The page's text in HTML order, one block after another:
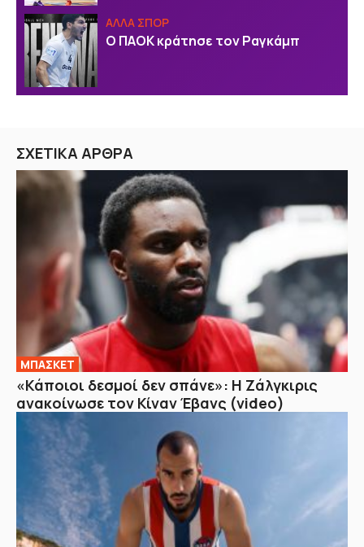
ΑΛΛΑ ΣΠΟΡ
Ο ΠΑΟΚ κράτησε τον Ραγκάμπ
ΣΧΕΤΙΚΑ ΑΡΘΡΑ
ΜΠΑΣΚΕΤ
«Κάποιοι δεσμοί δεν σπάνε»: Η Ζάλγκιρις
ανακοίνωσε τον Κίναν Έβανς (video)